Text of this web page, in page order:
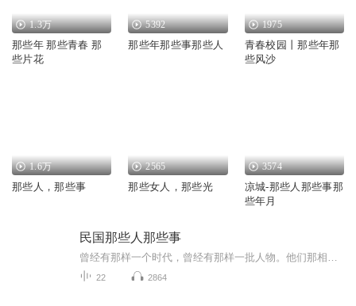
1.3万
那些年 那些青春 那
些片花
5392
那些年那些事那些人
1975
青春校园丨那些年那
些风沙
1.6万
那些人，那些事
2565
那些女人，那些光
3574
凉城-那些人那些事那
些年月
民国那些人那些事
22 2864